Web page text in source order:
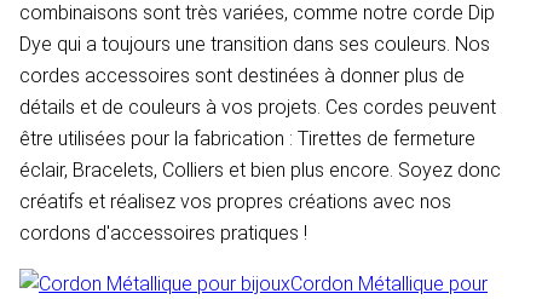
combinaisons sont très variées, comme notre corde Dip
Dye qui a toujours une transition dans ses couleurs. Nos
cordes accessoires sont destinées à donner plus de
détails et de couleurs à vos projets. Ces cordes peuvent
être utilisées pour la fabrication : Tirettes de fermeture
éclair, Bracelets, Colliers et bien plus encore. Soyez donc
créatifs et réalisez vos propres créations avec nos
cordons d'accessoires pratiques !
Cordon Métallique pour